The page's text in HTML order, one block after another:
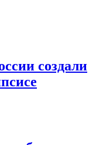
создали